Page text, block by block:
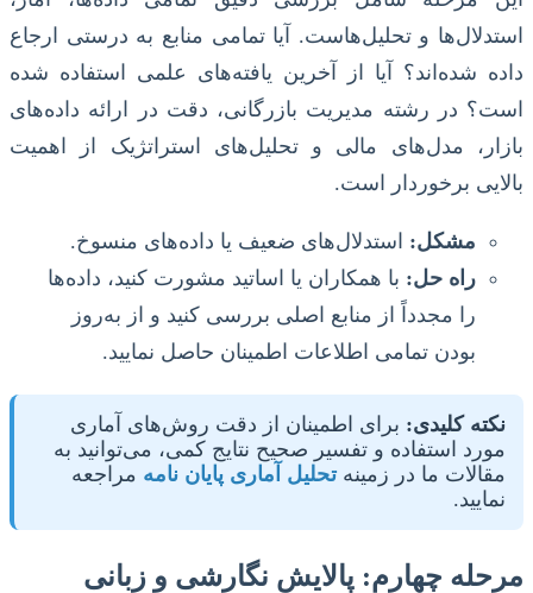
استدلال‌ها و تحلیل‌هاست. آیا تمامی منابع به درستی ارجاع
داده شده‌اند؟ آیا از آخرین یافته‌های علمی استفاده شده
است؟ در رشته مدیریت بازرگانی، دقت در ارائه داده‌های
بازار، مدل‌های مالی و تحلیل‌های استراتژیک از اهمیت
بالایی برخوردار است.
مشکل: استدلال‌های ضعیف یا داده‌های منسوخ.
راه حل: با همکاران یا اساتید مشورت کنید، داده‌ها
را مجدداً از منابع اصلی بررسی کنید و از به‌روز
بودن تمامی اطلاعات اطمینان حاصل نمایید.
نکته کلیدی: برای اطمینان از دقت روش‌های آماری
مورد استفاده و تفسیر صحیح نتایج کمی، می‌توانید به
مقالات ما در زمینه تحلیل آماری پایان نامه مراجعه
نمایید.
مرحله چهارم: پالایش نگارشی و زبانی